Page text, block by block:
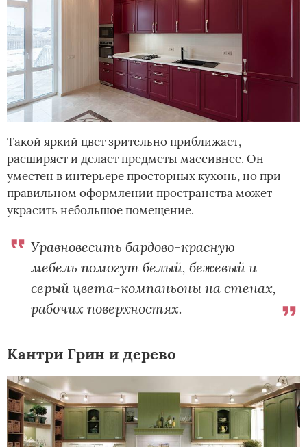
Такой яркий цвет зрительно приближает,
расширяет и делает предметы массивнее. Он
уместен в интерьере просторных кухонь, но при
правильном оформлении пространства может
украсить небольшое помещение.
Уравновесить бардово-красную
мебель помогут белый, бежевый и
серый цвета-компаньоны на стенах,
рабочих поверхностях.
Кантри Грин и дерево